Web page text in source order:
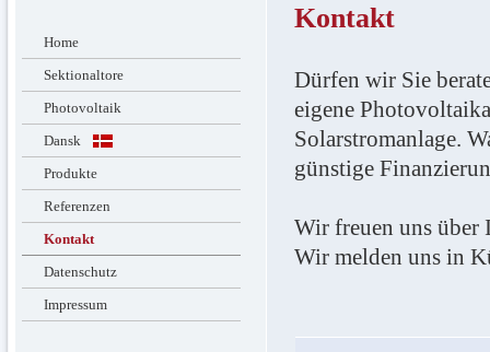
Home
Sektionaltore
Photovoltaik
Dansk
Produkte
Referenzen
Kontakt
Datenschutz
Impressum
Kontakt
Dürfen wir Sie
eigene
Solarstromanlage.
günstige
Wir freuen uns über
Wir melden uns in